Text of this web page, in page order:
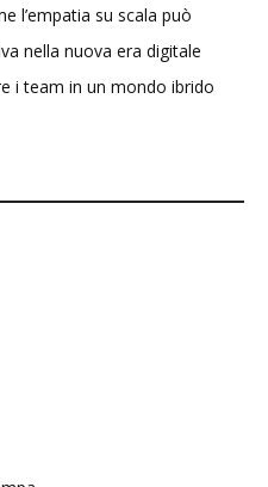
l’empatia su scala può
nella nuova era digitale
i team in un mondo ibrido